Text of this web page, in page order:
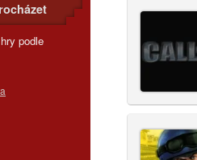
podle